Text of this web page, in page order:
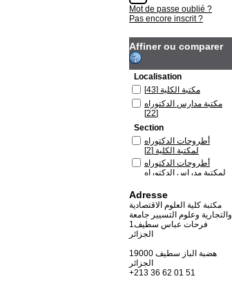
Mot de passe oublié ?
Pas encore inscrit ?
Affiner ou comparer
Localisation
مكتبة الكلية [43]
مكتبة مدارس الدكتوراه
[22]
Section
أطروحات الدكتوراه
لمكتبة الكلية [2]
أطروحات الدكتوراه
لمكتبة مدراس الدكتوراه
المطبوعات العلمية
للأساتذة[2]
المقتنيات الجديدة 2018
باللغة العربية لمكتبة
[1]
كتب باللغة الأنجليزية
لمكتبة الكلية [1]
كتب باللغة العربية لمكتبة
Adresse
مكتبة كلية العلوم الاقتصادية
والتجارية وعلوم التسيير جامعة
فرحات عباس سطيف1
الجزائر
19000 هضبة الباز سطيف
+213 36 62 01 51